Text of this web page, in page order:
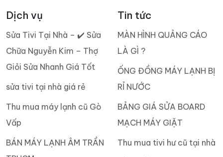
Dịch vụ
Sửa Tivi Tại Nhà – ✔️ Sửa
Chữa Nguyễn Kim – Thợ
Giỏi Sửa Nhanh Giá Tốt
sửa tivi tại nhà giá rẻ
Thu mua máy lạnh cũ Gò
Vấp
BÁN MÁY LẠNH ÂM TRẦN
Tin tức
MÀN HÌNH QUẢNG CÁO
LÀ GÌ ?
ỐNG ĐỒNG MÁY LẠNH BỊ
RỈ NƯỚC
BẢNG GIÁ SỬA BOARD
MẠCH MÁY GIẶT
Thu mua tivi hư cũ tại nhà